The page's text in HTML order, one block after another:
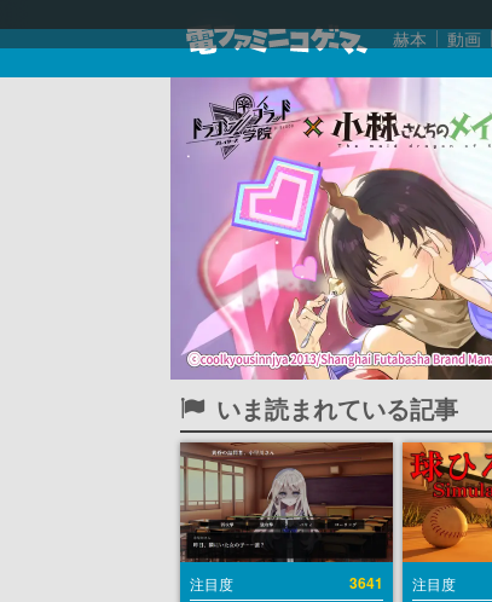
赫本 動画
いま読まれている記事
注目度 3641 注目度